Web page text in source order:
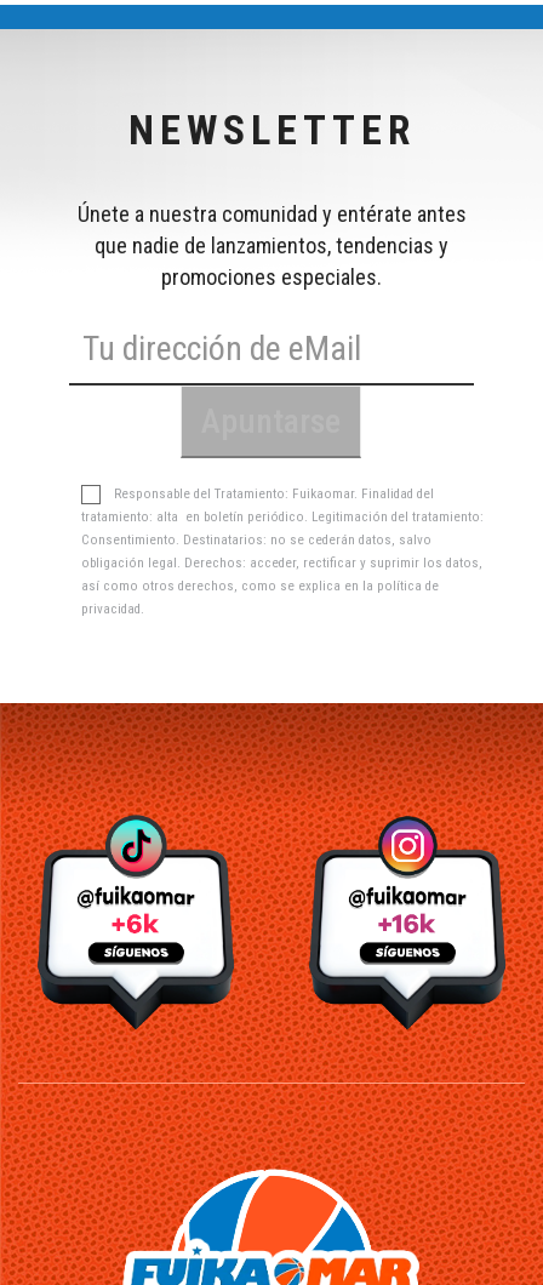
NEWSLETTER
Únete a nuestra comunidad y entérate antes
que nadie de lanzamientos, tendencias y
promociones especiales.
Responsable del Tratamiento: Fuikaomar. Finalidad del
tratamiento: alta en boletín periódico. Legitimación del tratamiento:
Consentimiento. Destinatarios: no se cederán datos, salvo
obligación legal. Derechos: acceder, rectificar y suprimir los datos,
así como otros derechos, como se explica en la política de
privacidad .